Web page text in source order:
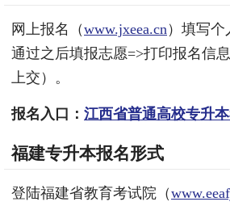
网上报名（www.jxeea.cn ）填写
通过之后填报志愿=>打印报名信
上交）。
报名入口： 江西省普通高校专升
福建专升本报名形式
登陆福建省教育考试院（